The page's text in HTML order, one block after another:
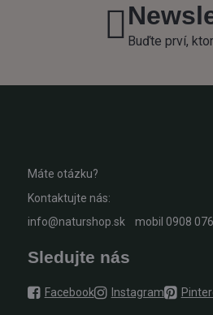
Buďte prví,
Máte otázku?
Kontaktujte nás:
info@naturshop.skmobil 0908
Sledujte nás
Facebook Instagram